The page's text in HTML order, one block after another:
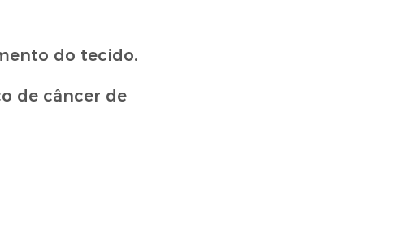
do tecido.
de câncer de